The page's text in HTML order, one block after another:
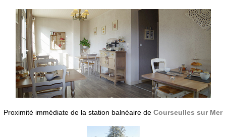
Proximité immédiate de la station balnéaire de Courseulles sur Mer